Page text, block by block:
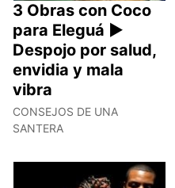
3 Obras con Coco
para Eleguá ►
Despojo por salud,
envidia y mala
vibra
CONSEJOS DE UNA
SANTERA